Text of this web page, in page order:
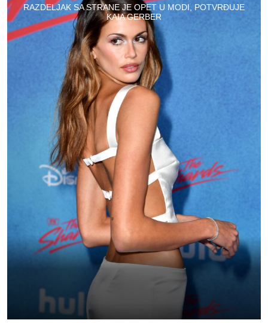
RAZDELJAK SA STRANE JE OPET U MODI, POTVRĐUJE
KAIA GERBER